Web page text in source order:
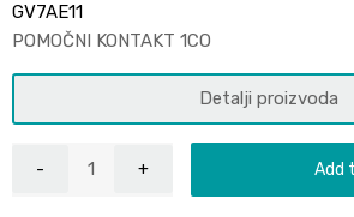
GV7AE11
POMOČNI KONTAKT 1CO
Detalji proizvoda
Add